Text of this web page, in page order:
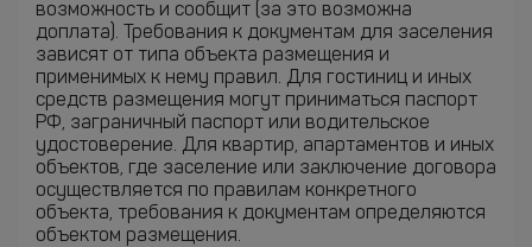
возможность и сообщит (за это возможна
доплата). Требования к документам для заселения
зависят от типа объекта размещения и
применимых к нему правил. Для гостиниц и иных
средств размещения могут приниматься паспорт
РФ, заграничный паспорт или водительское
удостоверение. Для квартир, апартаментов и иных
объектов, где заселение или заключение договора
осуществляется по правилам конкретного
объекта, требования к документам определяются
объектом размещения.